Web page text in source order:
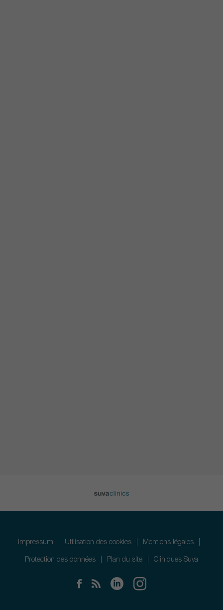
Impressum Utilisation des cookies Mentions légales
Protection des données Plan du site Cliniques Suva